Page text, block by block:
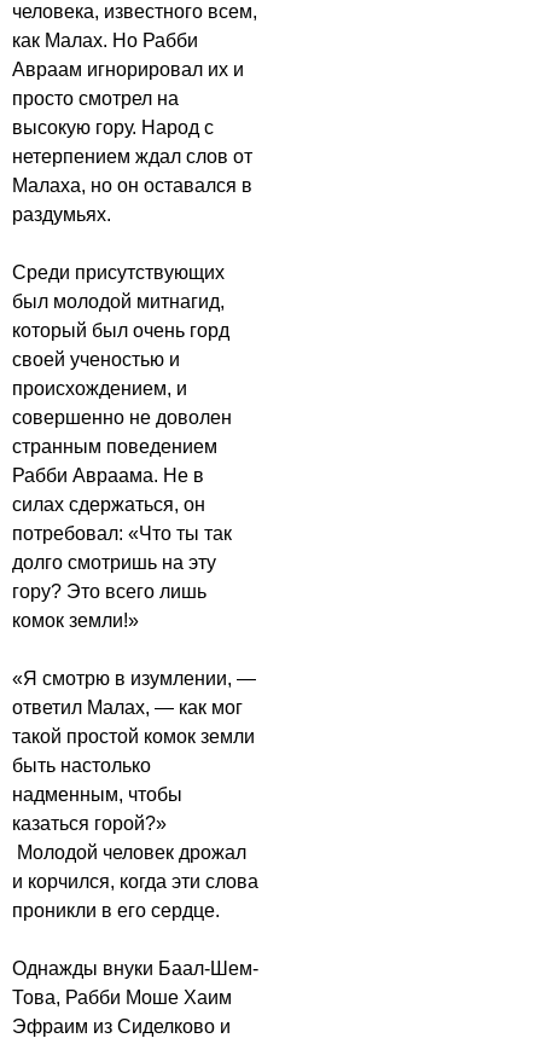
человека, известного всем,
как Малах. Но Рабби
Авраам игнорировал их и
просто смотрел на
высокую гору. Народ с
нетерпением ждал слов от
Малаха, но он оставался в
раздумьях.
Среди присутствующих
был молодой митнагид,
который был очень горд
своей ученостью и
происхождением, и
совершенно не доволен
странным поведением
Рабби Авраама. Не в
силах сдержаться, он
потребовал: «Что ты так
долго смотришь на эту
гору? Это всего лишь
комок земли!»
«Я смотрю в изумлении, —
ответил Малах, — как мог
такой простой комок земли
быть настолько
надменным, чтобы
казаться горой?»
Молодой человек дрожал
и корчился, когда эти слова
проникли в его сердце.
Однажды внуки Баал-Шем-
Това, Рабби Моше Хаим
Эфраим из Сиделково и